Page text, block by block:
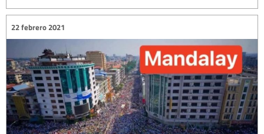
22 febrero 2021